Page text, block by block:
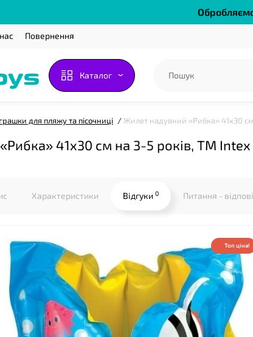
Повернення
Каталог
для пляжу та пісочниці Жилет надувний «Рибка» 41x30
41x30 см на 3-5 років, ТМ Intex
Характеристики Відгуки 0 Питання -
Топ ціна!
❤